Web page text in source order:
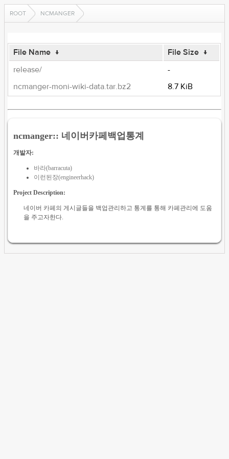
ROOT NCMANGER
File Name ↓ File Size ↓
release/
-
ncmanger-moni-wiki-data.tar.bz2
8.7 KiB
ncmanger:: 네이버카페백업통계
개발자:
바라(barracuta)
이런된장(engineerhack)
Project Description:
네이버 카페의 게시글들을 백업관리하고 통계를 통해 카페관리에 도움
을 주고자한다.